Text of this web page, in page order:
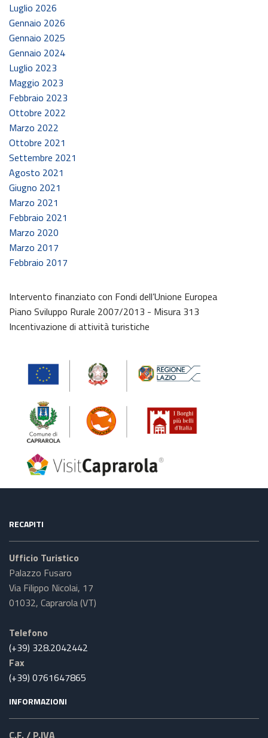
Luglio 2026
Gennaio 2026
Gennaio 2025
Gennaio 2024
Luglio 2023
Maggio 2023
Febbraio 2023
Ottobre 2022
Marzo 2022
Ottobre 2021
Settembre 2021
Agosto 2021
Giugno 2021
Marzo 2021
Febbraio 2021
Marzo 2020
Marzo 2017
Febbraio 2017
Intervento finanziato con Fondi dell’Unione Europea
Piano Sviluppo Rurale 2007/2013 - Misura 313
Incentivazione di attività turistiche
RECAPITI
Ufficio Turistico
Palazzo Fusaro
Via Filippo Nicolai, 17
01032, Caprarola (VT)
Telefono
(+39) 328.2042442
Fax
(+39) 0761647865
INFORMAZIONI